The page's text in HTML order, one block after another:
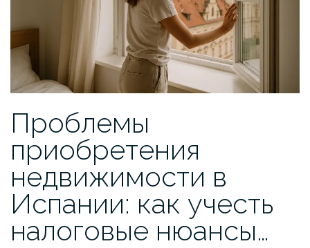
Проблемы
приобретения
недвижимости в
Испании: как учесть
налоговые нюансы…